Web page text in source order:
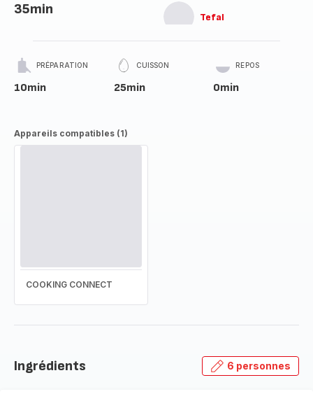
35min Tefal
PRÉPARATION
10min
CUISSON
25min
REPOS
0min
Appareils compatibles (1)
COOKING CONNECT
Ingrédients 6 personnes